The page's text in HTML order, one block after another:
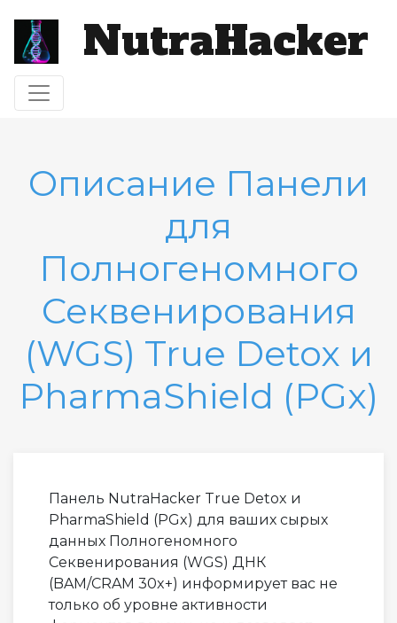
NutraHacker
Toggle navigation
Описание Панели
для
Полногеномного
Секвенирования
(WGS) True Detox и
PharmaShield (PGx)
Панель NutraHacker True Detox и
PharmaShield (PGx) для ваших сырых
данных Полногеномного
Секвенирования (WGS) ДНК
(BAM/CRAM 30x+) информирует вас не
только об уровне активности